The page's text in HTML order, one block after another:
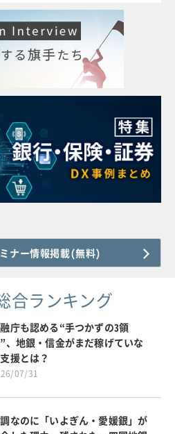
ナー情報掲載(無料)
合ランキング
庁も認める“手つかずの3領
、地銀・信金がまだ稼げていな
援とは？
07/31
なのに「いよぎん・愛媛銀」が